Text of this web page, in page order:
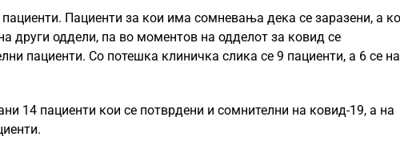
Пациенти за кои има сомневања дека се заразени, а
други оддели, па во моментов на одделот за ковид се
пациенти. Со потешка клиничка слика се 9 пациенти, а 6 се на
14 пациенти кои се потврдени и сомнителни на ковид-19, а на